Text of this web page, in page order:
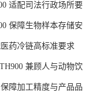
适配司法行政场所要
保障生物样本存储安
药冷链高标准要求
兼顾人与动物饮
障加工精度与产品品